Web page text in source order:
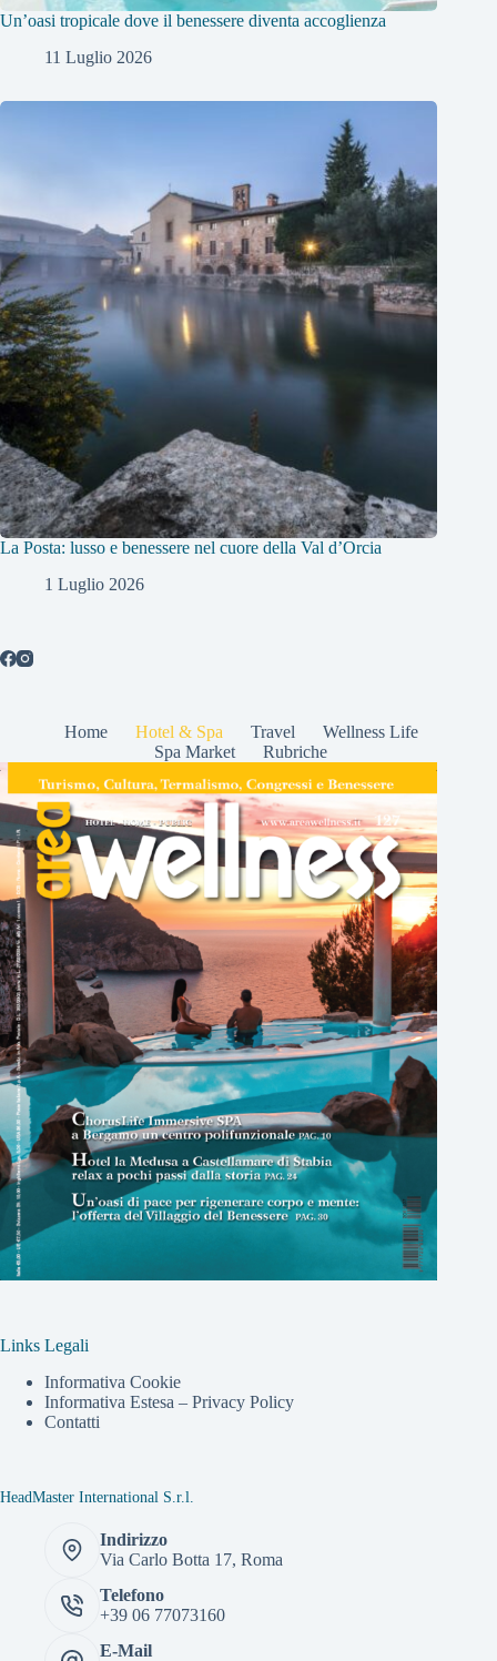
Un’oasi tropicale dove il benessere diventa accoglienza
11 Luglio 2026
La Posta: lusso e benessere nel cuore della Val d’Orcia
1 Luglio 2026
Home Hotel & Spa Travel
Wellness Life
Spa Market
Rubriche
Links Legali
Informativa Cookie
Informativa Estesa – Privacy Policy
Contatti
HeadMaster International S.r.l.
Indirizzo
Via Carlo Botta 17, Roma
Telefono
+39 06 77073160
E-Mail